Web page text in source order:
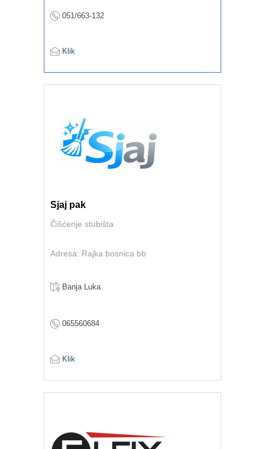
051/663-132
Klik
Sjaj pak
Čišćenje stubišta
Adresa: Rajka bosnica bb
Banja Luka
065560684
Klik